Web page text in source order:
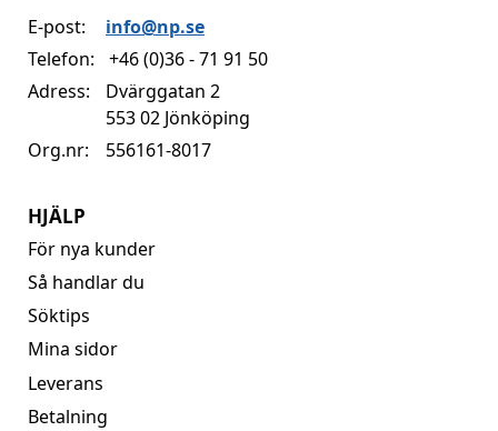
E-post:
info@np.se
Telefon:
+46 (0)36 - 71 91 50
Adress:
Dvärggatan 2
553 02 Jönköping
Org.nr:
556161-8017
HJÄLP
För nya kunder
Så handlar du
Söktips
Mina sidor
Leverans
Betalning